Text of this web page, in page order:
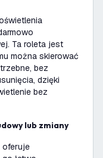
Ta roleta jest
można skierować
bez
dzięki
bez
lub zmiany
oferuje